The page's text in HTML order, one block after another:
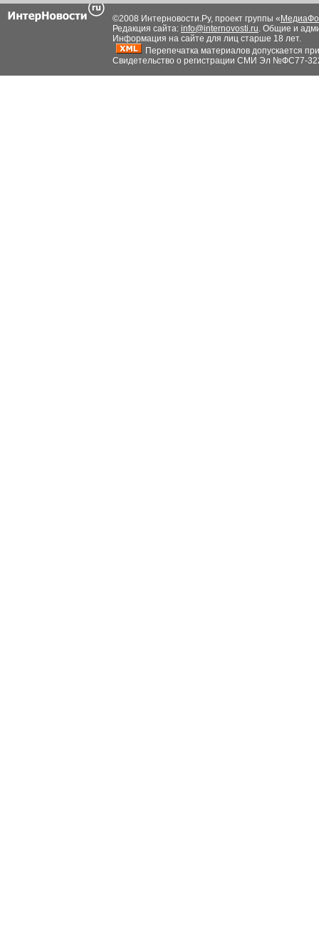
©2008 Интерновости.Ру, проект группы «
Редакция сайта: info@internovosti.ru. Общие и
Информация на сайте для лиц старше 18 лет.
Перепечатка материалов допускается
Свидетельство о регистрации СМИ Эл №ФС77-